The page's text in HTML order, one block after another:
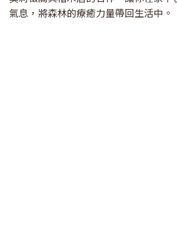
氣息，將森林的療癒力量帶回生活中。